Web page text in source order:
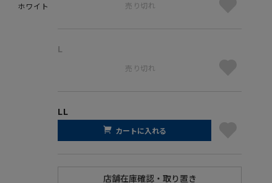
ホワイト 売り切れ
L
売り切れ
LL
カートに入れる